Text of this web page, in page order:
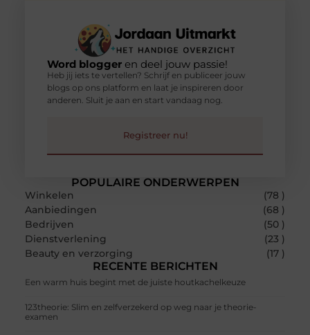
POPULAIRE ONDERWERPEN
Winkelen
(78 )
Aanbiedingen
(68 )
Bedrijven
(50 )
Dienstverlening
(23 )
Beauty en verzorging
(17 )
RECENTE BERICHTEN
Een warm huis begint met de juiste houtkachelkeuze
123theorie: Slim en zelfverzekerd op weg naar je theorie-
examen
Word bloggeren deel jouw passie!
Heb jij iets te vertellen? Schrijf en publiceer jouw
blogs op ons platform en laat je inspireren door
anderen. Sluit je aan en start vandaag nog.
Registreer nu!